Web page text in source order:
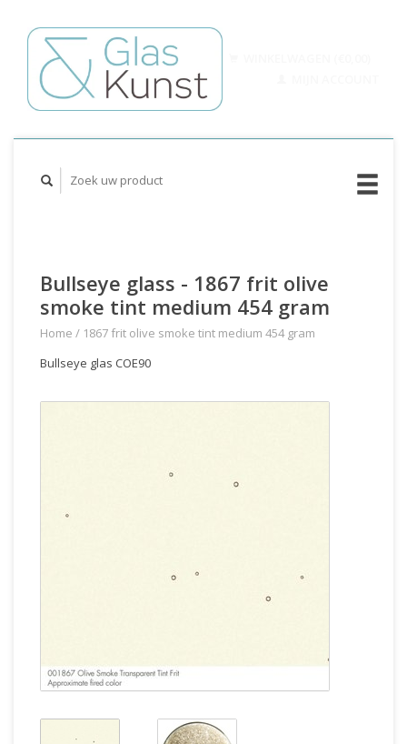
Bullseye glass - 1867 frit olive
smoke tint medium 454 gram
Home / 1867 frit olive smoke tint medium 454 gram
Bullseye glas COE90